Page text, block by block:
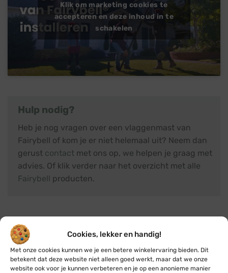
Cookies, lekker en handig!
Met onze cookies kunnen we je een betere winkelervaring bieden. Dit
betekent dat deze website niet alleen goed werkt, maar dat we onze
website ook voor je kunnen verbeteren en je op een anonieme manier
Klik om marketing cookies te
accepteren en deze inhoud in te
schakelen
Hulp nodig?
Heb je nog vragen over een vlaggenmast van
Fairybell of kom je er niet helemaal uit? Neem dan
gerust contact met ons op, we helpen je graag met
advies. Of klik verder naar het overzicht met alle
Fairybell producten.
Gratisof lage (€ 3,95) verzendkosten